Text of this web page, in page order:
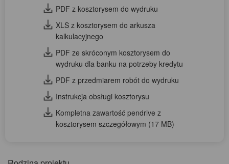
PDF z kosztorysem do wydruku
XLS z kosztorysem do arkusza
kalkulacyjnego
PDF ze skróconym kosztorysem do
wydruku dla banku na potrzeby kredytu
PDF z przedmiarem robót do wydruku
Instrukcja obsługi kosztorysu
Kompletna zawartość pendrive z
kosztorysem szczegółowym (17 MB)